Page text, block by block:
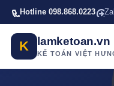
Bỏ qua tới nội dung chính
Hotline 098.868.0223
K lamketoan.vn
KẾ TOÁN VIỆT